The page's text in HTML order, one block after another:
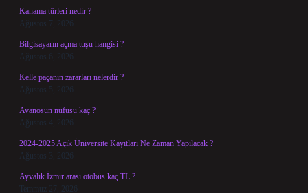
Kanama türleri nedir ?
Ağustos 7, 2026
Bilgisayarın açma tuşu hangisi ?
Ağustos 6, 2026
Kelle paçanın zararları nelerdir ?
Ağustos 5, 2026
Avanosun nüfusu kaç ?
Ağustos 4, 2026
2024-2025 Açık Üniversite Kayıtları Ne Zaman Yapılacak ?
Ağustos 3, 2026
Ayvalık İzmir arası otobüs kaç TL ?
Temmuz 27, 2026